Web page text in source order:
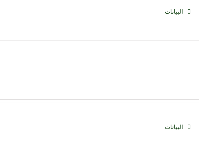
البيانات
البيانات